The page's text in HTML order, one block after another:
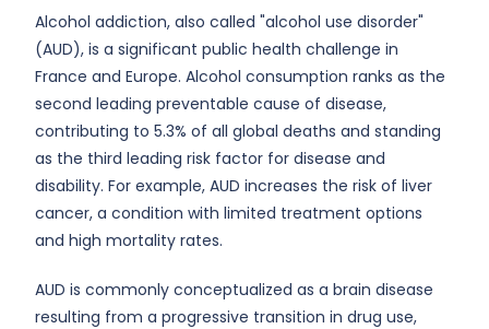
Alcohol addiction, also called "alcohol use disorder"
(AUD), is a significant public health challenge in
France and Europe. Alcohol consumption ranks as the
second leading preventable cause of disease,
contributing to 5.3% of all global deaths and standing
as the third leading risk factor for disease and
disability. For example, AUD increases the risk of liver
cancer, a condition with limited treatment options
and high mortality rates.
AUD is commonly conceptualized as a brain disease
resulting from a progressive transition in drug use,